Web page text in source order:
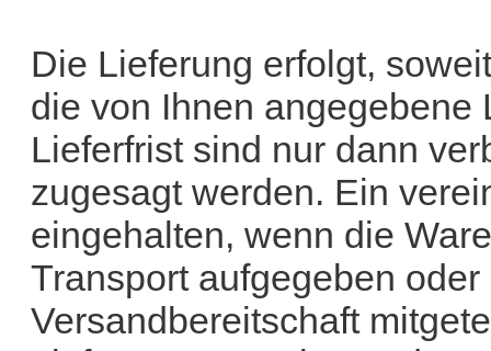
Die Lieferung erfolgt,
die von Ihnen angegebene
Lieferfrist sind nur dann
zugesagt werden. Ein
eingehalten, wenn die
Transport aufgegeben
Versandbereitschaft